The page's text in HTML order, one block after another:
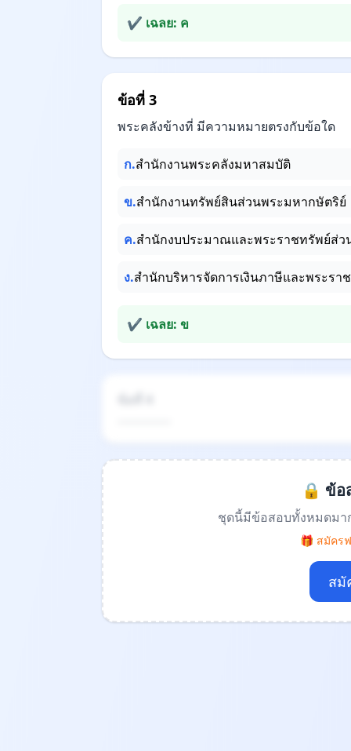
✔ เฉลย: ค
ข้อที่ 3
พระคลังข้างที่ มีความหมายตรงกับข้อใด
ก.สำนักงานพระคลังมหาสมบัติ
ข.สำนักงานทรัพย์สินส่วนพระมหากษัตริย์
ค.สำนักงบประมาณและพระราชทรัพย์ส่ว
ง.สำนักบริหารจัดการเงินภาษีและพระร
✔ เฉลย: ข
🔒 ข้อ
ชุดนี้มีข้อสอบทั้งหมดมา
🎁 สมัคร
สมั